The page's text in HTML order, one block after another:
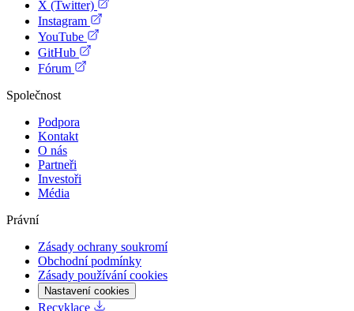
X (Twitter)
Instagram
YouTube
GitHub
Fórum
Společnost
Podpora
Kontakt
O nás
Partneři
Investoři
Média
Právní
Zásady ochrany soukromí
Obchodní podmínky
Zásady používání cookies
Nastavení cookies
Recyklace